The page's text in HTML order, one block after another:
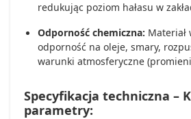
redukując poziom hałasu w
Odporność chemiczna: Materiał
odporność na oleje, smary,
warunki atmosferyczne
Specyfikacja techniczna –
parametry: